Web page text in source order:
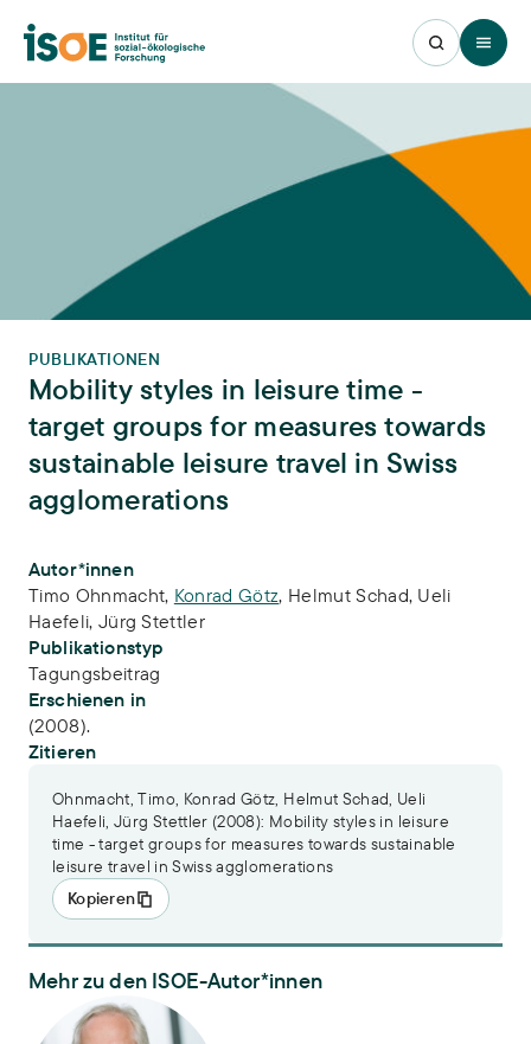
Open
PUBLIKATIONEN
Mobility styles in leisure time -
target groups for measures towards
sustainable leisure travel in Swiss
agglomerations
Publikations-Infos
Autor*innen
Timo Ohnmacht, Konrad Götz, Helmut Schad, Ueli
Haefeli, Jürg Stettler
Publikationstyp
Tagungsbeitrag
Erschienen in
(2008).
Zitieren
Ohnmacht, Timo, Konrad Götz, Helmut Schad, Ueli
Haefeli, Jürg Stettler (2008): Mobility styles in leisure
time - target groups for measures towards sustainable
leisure travel in Swiss agglomerations
Kopieren
Mehr zu den ISOE-Autor*innen
Dr. Konrad Götz